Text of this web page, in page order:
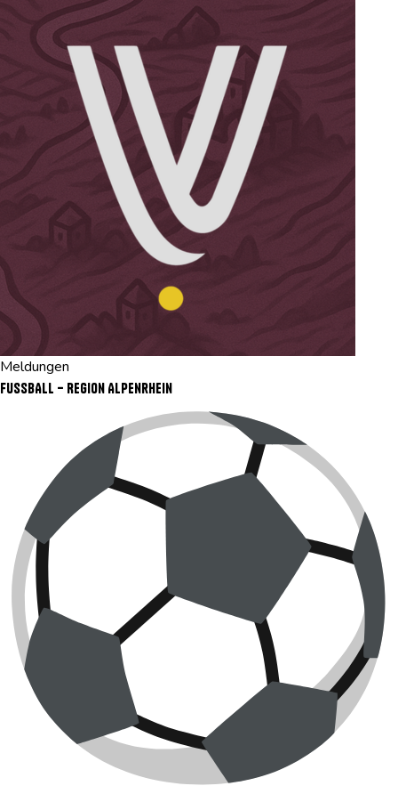
Meldungen
FUSSBALL – Region Alpenrhein